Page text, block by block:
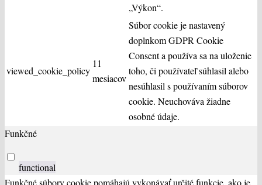
„Výkon“.
viewed_cookie_policy
11
mesiacov
Súbor cookie je nastavený
doplnkom GDPR Cookie
Consent a používa sa na uloženie
toho, či používateľ súhlasil alebo
nesúhlasil s používaním súborov
cookie. Neuchováva žiadne
osobné údaje.
Funkčné
functional
Funkčné súbory cookie pomáhajú vykonávať určité funkcie, ako je